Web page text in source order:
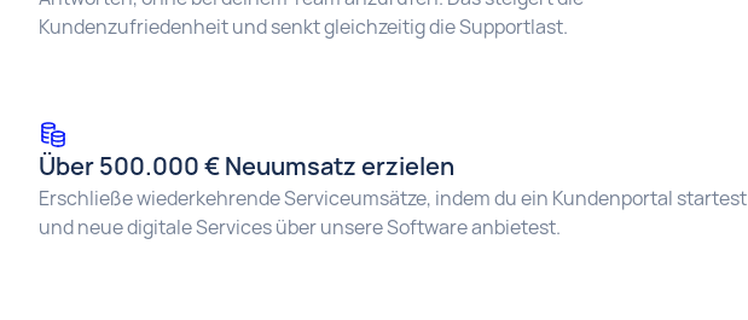
Kundenzufriedenheit und senkt gleichzeitig die Supportlast.
Über 500.000 € Neuumsatz erzielen
Erschließe wiederkehrende Serviceumsätze, indem du ein Kundenportal startest
und neue digitale Services über unsere Software anbietest.